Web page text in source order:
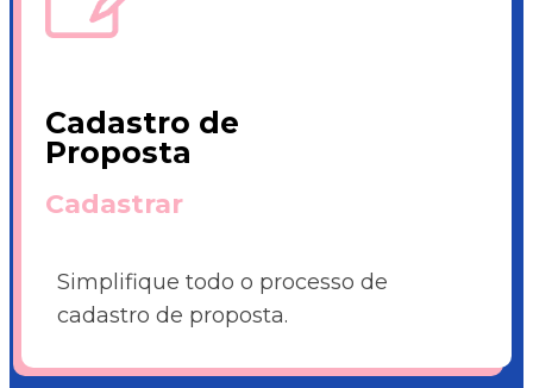
Cadastro de
Proposta
Cadastrar
Simplifique todo o processo de
cadastro de proposta.